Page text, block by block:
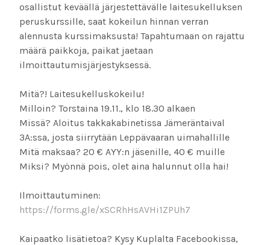
osallistut keväällä järjestettävälle laitesukelluksen
peruskurssille, saat kokeilun hinnan verran
alennusta kurssimaksusta! Tapahtumaan on rajattu
määrä paikkoja, paikat jaetaan
ilmoittautumisjärjestyksessä.
Mitä?! Laitesukelluskokeilu!
Milloin? Torstaina 19.11., klo 18.30 alkaen
Missä? Aloitus takkakabinetissa Jämeräntaival
3A:ssa, josta siirrytään Leppävaaran uimahallille
Mitä maksaa? 20 € AYY:n jäsenille, 40 € muille
Miksi? Myönnä pois, olet aina halunnut olla hai!
Ilmoittautuminen:
https://forms.gle/xSCRhHsAVHi1ZPUh7
Kaipaatko lisätietoa? Kysy Kuplalta Facebookissa,